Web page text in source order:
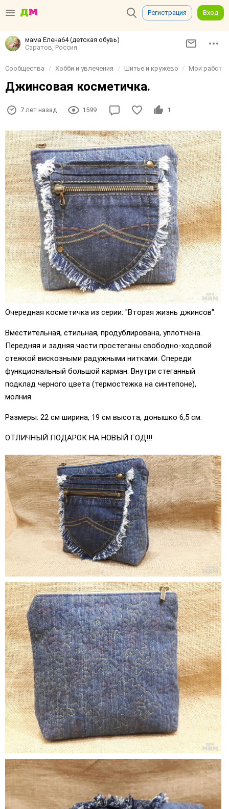
Регистрация Вход
мама Елена64 (детская обувь)
Саратов, Россия
Сообщества Хобби и увлечения Шитье и кружево Мои работы
Джинсовая косметичка.
7 лет назад 1599 1
Очередная косметичка из серии: "Вторая жизнь джинсов".
Вместительная, стильная, продублирована, уплотнена.
Передняя и задняя части простеганы свободно-ходовой
стежкой вискозными радужными нитками. Спереди
функциональный большой карман. Внутри стеганный
подклад черного цвета (термостежка на синтепоне),
молния.
Размеры: 22 см ширина, 19 см высота, донышко 6,5 см.
ОТЛИЧНЫЙ ПОДАРОК НА НОВЫЙ ГОД!!!